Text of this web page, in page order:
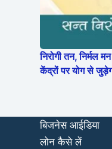
निरोगी तन,
केंद्रों पर योग से
बिजनेस आईडिया
लोन कैसे लें